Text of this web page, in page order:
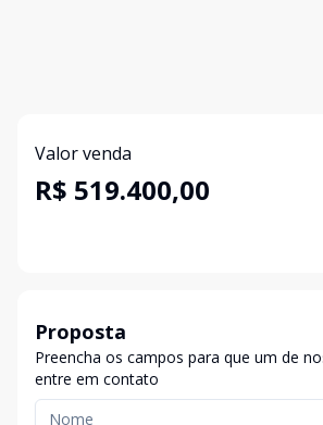
Valor venda
R$ 519.400,00
Proposta
Preencha os campos para que um de
entre em contato